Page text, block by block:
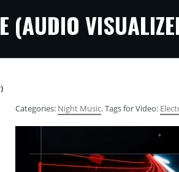
(AUDIO
Categories: Night Music. Tags for Video: